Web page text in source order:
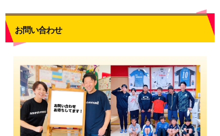
お問い合わせ